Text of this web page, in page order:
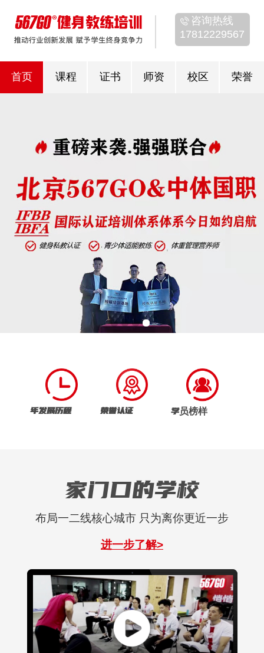
咨询热线
17812229567
首页 课程 证书 师资 校区 荣誉
年发展历程 荣誉认证 学员榜样
家门口的学校
布局一二线核心城市 只为离你更近一步
进一步了解>